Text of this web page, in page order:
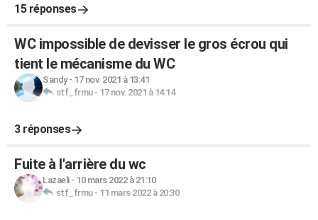
15 réponses
WC impossible de devisser le gros écrou qui
tient le mécanisme du WC
Sandy- 17 nov. 2021 à 13:41
stf_frmu- 17 nov. 2021 à 14:14
3 réponses
Fuite à l'arrière du wc
Lazaeli- 10 mars 2022 à 21:10
stf_frmu- 11 mars 2022 à 20:30